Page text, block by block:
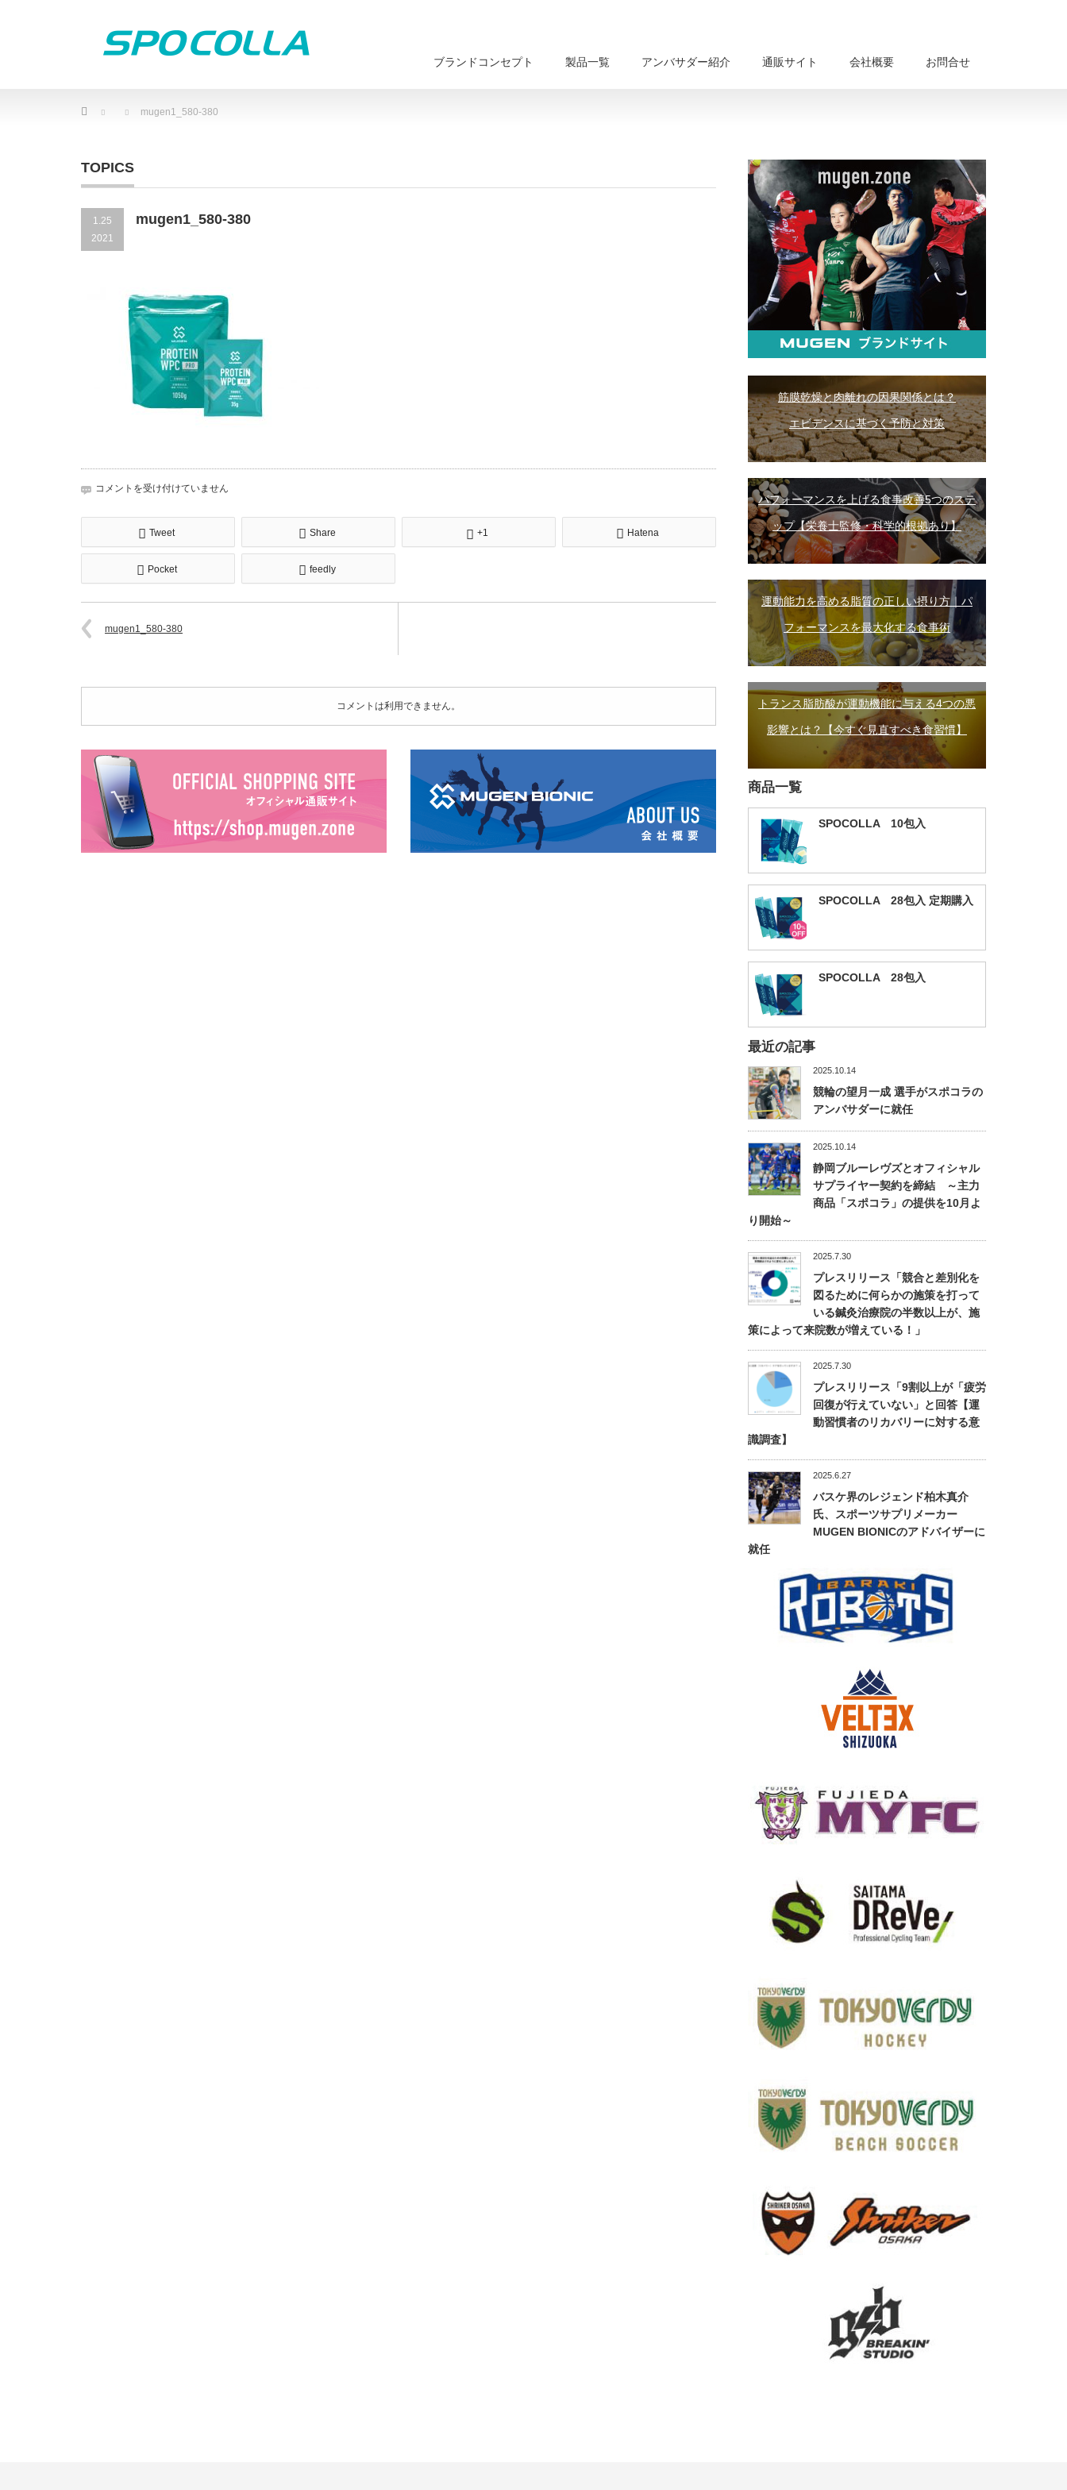
ブランドコンセプト 製品一覧 アンバサダー紹介 通販サイト 会社概要 お問合せ
Home mugen1_580-380
TOPICS
1.25
2021
mugen1_580-380
mugen1_580-
は
コメントを受け付けていません
Tweet Share +1 Hatena
Pocket feedly
mugen1_580-380
コメントは利用できません。
筋膜乾燥と肉離れの因果関係とは？
エビデンスに基づく予防と対策
パフォーマンスを上げる食事改善5つのステ
ップ【栄養士監修・科学的根拠あり】
運動能力を高める脂質の正しい摂り方｜パ
フォーマンスを最大化する食事術
トランス脂肪酸が運動機能に与える4つの悪
影響とは？【今すぐ見直すべき食習慣】
商品一覧
SPOCOLLA 10包入
SPOCOLLA 28包入 定期購入
SPOCOLLA 28包入
最近の記事
2025.10.14
競輪の望月一成 選手がスポコラの
アンバサダーに就任
2025.10.14
静岡ブルーレヴズとオフィシャル
サプライヤー契約を締結 ～主力
商品「スポコラ」の提供を10月よ
り開始～
2025.7.30
プレスリリース「競合と差別化を
図るために何らかの施策を打って
いる鍼灸治療院の半数以上が、施
策によって来院数が増えている！」
2025.7.30
プレスリリース「9割以上が「疲労
回復が行えていない」と回答【運
動習慣者のリカバリーに対する意
識調査】
2025.6.27
バスケ界のレジェンド柏木真介
氏、スポーツサプリメーカー
MUGEN BIONICのアドバイザーに
就任